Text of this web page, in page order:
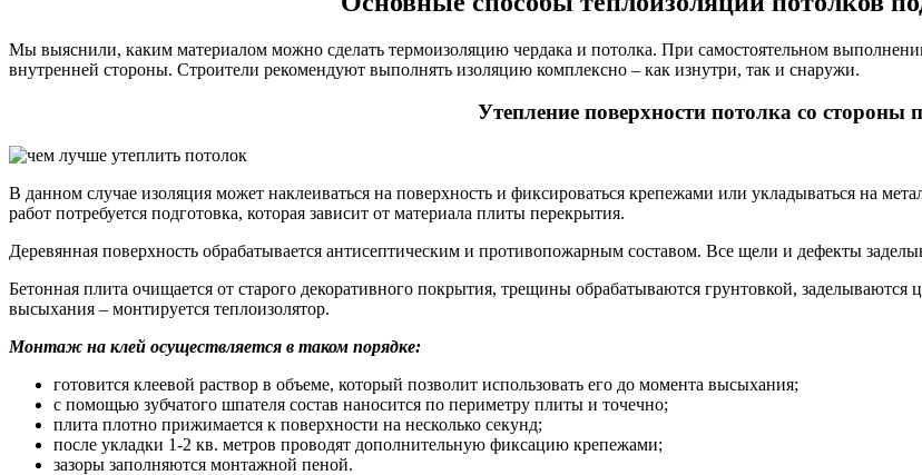
Мы выяснили, каким материалом можно сделать термоизоляцию чердака и потолка. При самостоятельном
внутренней стороны. Строители рекомендуют выполнять изоляцию комплексно – как изнутри, так и снаружи.
Утепление поверхности потолка со стороны
В данном случае изоляция может наклеиваться на поверхность и фиксироваться крепежами или укладываться на
работ потребуется подготовка, которая зависит от материала плиты перекрытия.
Деревянная поверхность обрабатывается антисептическим и противопожарным составом. Все щели и дефекты
Бетонная плита очищается от старого декоративного покрытия, трещины обрабатываются грунтовкой,
высыхания – монтируется теплоизолятор.
Монтаж на клей осуществляется в таком порядке:
готовится клеевой раствор в объеме, который позволит использовать его до момента высыхания;
с помощью зубчатого шпателя состав наносится по периметру плиты и точечно;
плита плотно прижимается к поверхности на несколько секунд;
после укладки 1-2 кв. метров проводят дополнительную фиксацию крепежами;
зазоры заполняются монтажной пеной.